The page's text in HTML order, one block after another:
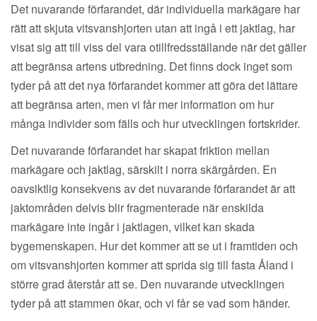
Det nuvarande förfarandet, där individuella markägare har
rätt att skjuta vitsvanshjorten utan att ingå i ett jaktlag, har
visat sig att till viss del vara otillfredsställande när det gäller
att begränsa artens utbredning. Det finns dock inget som
tyder på att det nya förfarandet kommer att göra det lättare
att begränsa arten, men vi får mer information om hur
många individer som fälls och hur utvecklingen fortskrider.
Det nuvarande förfarandet har skapat friktion mellan
markägare och jaktlag, särskilt i norra skärgården. En
oavsiktlig konsekvens av det nuvarande förfarandet är att
jaktområden delvis blir fragmenterade när enskilda
markägare inte ingår i jaktlagen, vilket kan skada
bygemenskapen. Hur det kommer att se ut i framtiden och
om vitsvanshjorten kommer att sprida sig till fasta Åland i
större grad återstår att se. Den nuvarande utvecklingen
tyder på att stammen ökar, och vi får se vad som händer.